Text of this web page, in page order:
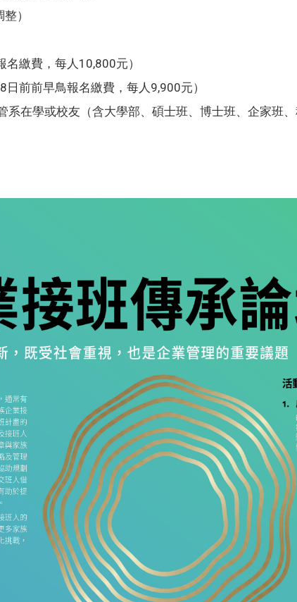
）
繳費，每人10,800元）
前前早鳥報名繳費，每人9,900元）
在學或校友（含大學部、碩士班、博士班、企家班